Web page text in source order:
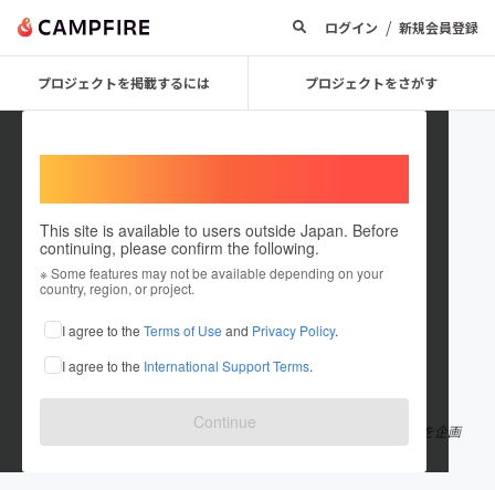
ログイン / 新規会員登録
プロジェクトを掲載するには プロジェクトをさがす
This site is available to users outside Japan. Before
continuing, please confirm the following.
※ Some features may not be available depending on your
country, region, or project.
I agree to the Terms of Use and Privacy Policy.
I agree to the International Support Terms.
Continue
party6955
これまでに1回支援して2件のプロジェクトを投稿しています
在住国：日本 現在地：長野県
出身国：日本 出身地：長野県
長野県千曲市から町に音楽を！ それをコンセプトに音楽イベントを企画
しています。 音響&イベンターです。 宜しくお願いします。